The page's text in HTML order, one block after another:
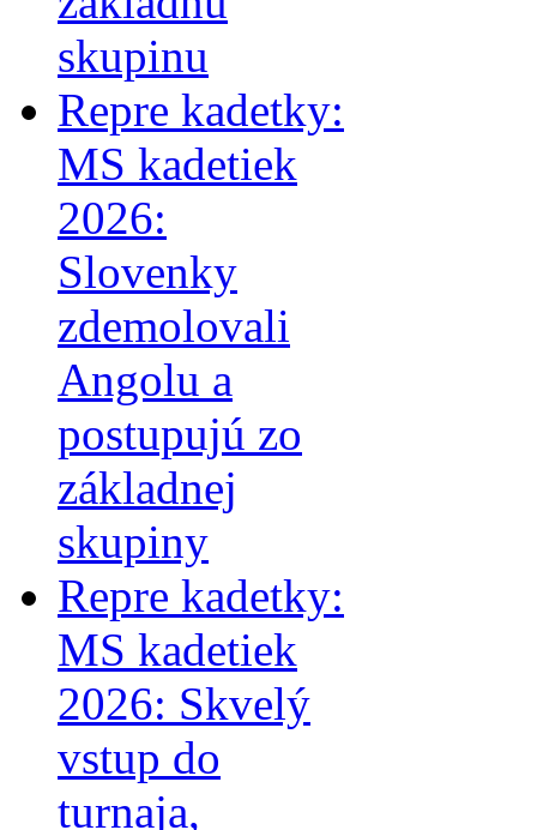
skupinu
Repre kadetky:
MS kadetiek
2026:
Slovenky
zdemolovali
Angolu a
postupujú zo
základnej
skupiny
Repre kadetky:
MS kadetiek
2026: Skvelý
vstup do
turnaja,